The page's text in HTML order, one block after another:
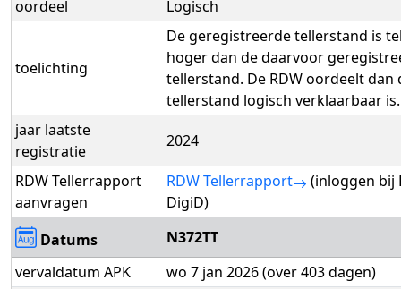
oordeel
Logisch
toelichting
De geregistreerde tellerstand is
hoger dan de daarvoor
tellerstand. De RDW oordeelt dan
tellerstand logisch verklaarbaar is.
jaar laatste
registratie
2024
RDW Tellerrapport
aanvragen
RDW Tellerrapport
(inloggen bij
DigiD)
Datums
N372TT
vervaldatum APK
wo 7 jan 2026 (over 403 dagen)